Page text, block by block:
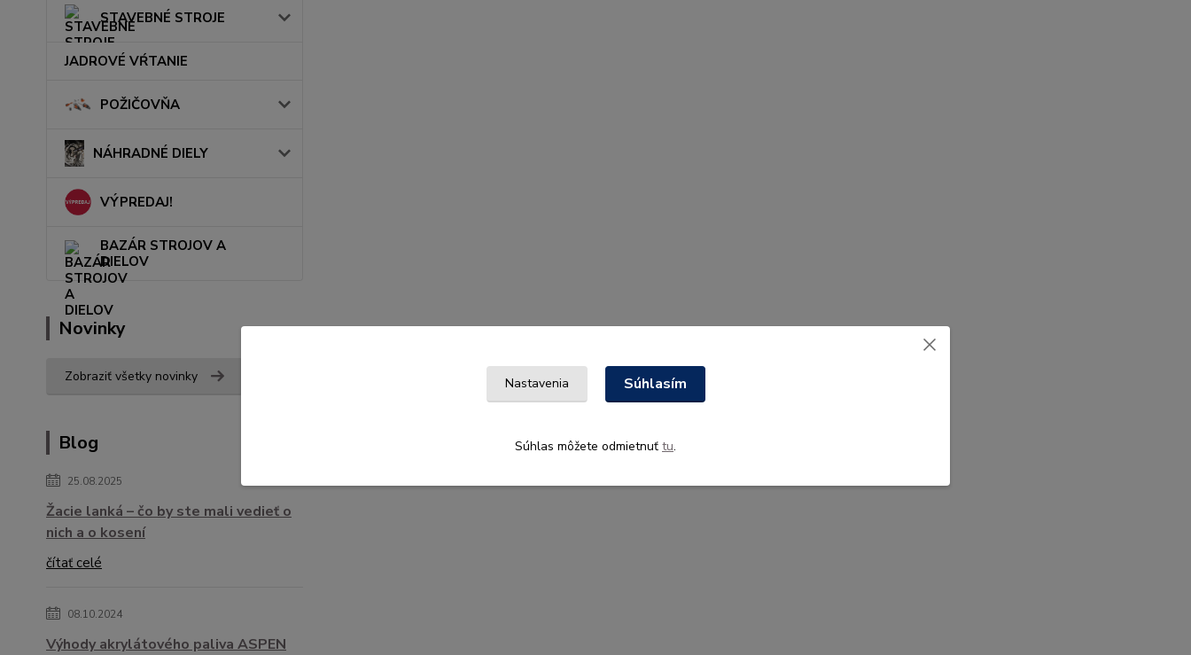
STAVEBNÉ STROJE
JADROVÉ VŔTANIE
POŽIČOVŇA
NÁHRADNÉ DIELY
VÝPREDAJ!
BAZÁR STROJOV A
DIELOV
Novinky
Zobraziť všetky novinky
Blog
25.08.2025
Žacie lanká – čo by ste mali vedieť o
nich a o kosení
čítať celé
08.10.2024
Výhody akrylátového paliva ASPEN
Nastavenia Súhlasím
Súhlas môžete odmietnuť tu.